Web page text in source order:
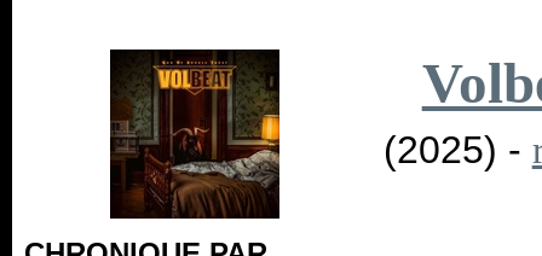
(2025) -